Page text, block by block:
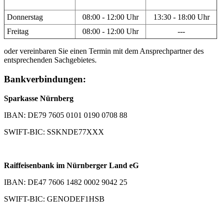
Donnerstag 08:00 - 12:00 Uhr
13:30 - 18:00 Uhr
Freitag
08:00 - 12:00 Uhr ---
oder vereinbaren Sie einen Termin mit dem Ansprechpartner des
entsprechenden Sachgebietes.
Bankverbindungen:
Sparkasse Nürnberg
IBAN: DE79 7605 0101 0190 0708 88
SWIFT-BIC: SSKNDE77XXX
Raiffeisenbank im Nürnberger Land eG
IBAN: DE47 7606 1482 0002 9042 25
SWIFT-BIC: GENODEF1HSB